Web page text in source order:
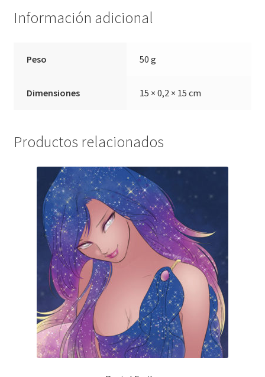
Información adicional
Peso 50 g
Dimensiones 15 × 0,2 × 15 cm
Productos relacionados